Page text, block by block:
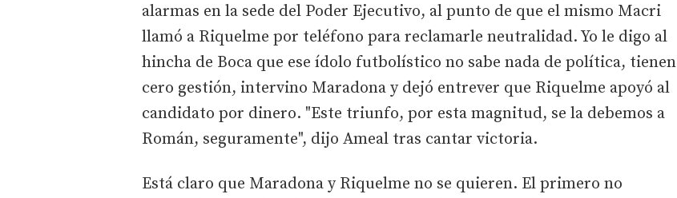
alarmas en la sede del Poder Ejecutivo, al punto de que el mismo Macri
llamó a Riquelme por teléfono para reclamarle neutralidad. Yo le digo al
hincha de Boca que ese ídolo futbolístico no sabe nada de política, tienen
cero gestión, intervino Maradona y dejó entrever que Riquelme apoyó al
candidato por dinero. "Este triunfo, por esta magnitud, se la debemos a
Román, seguramente", dijo Ameal tras cantar victoria.
Está claro que Maradona y Riquelme no se quieren. El primero no